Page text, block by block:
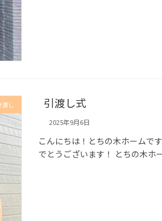
渡し 引渡し式
2025年9月6日
こんにちは！とちの木ホームで
でとうございます！ とちの木